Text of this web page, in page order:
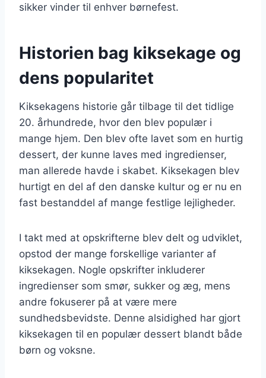
sikker vinder til enhver børnefest.
Historien bag kiksekage og
dens popularitet
Kiksekagens historie går tilbage til det tidlige
20. århundrede, hvor den blev populær i
mange hjem. Den blev ofte lavet som en hurtig
dessert, der kunne laves med ingredienser,
man allerede havde i skabet. Kiksekagen blev
hurtigt en del af den danske kultur og er nu en
fast bestanddel af mange festlige lejligheder.
I takt med at opskrifterne blev delt og udviklet,
opstod der mange forskellige varianter af
kiksekagen. Nogle opskrifter inkluderer
ingredienser som smør, sukker og æg, mens
andre fokuserer på at være mere
sundhedsbevidste. Denne alsidighed har gjort
kiksekagen til en populær dessert blandt både
børn og voksne.